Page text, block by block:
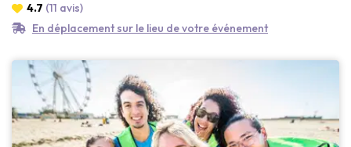
4.7 (11 avis)
En déplacement sur le lieu de votre événement